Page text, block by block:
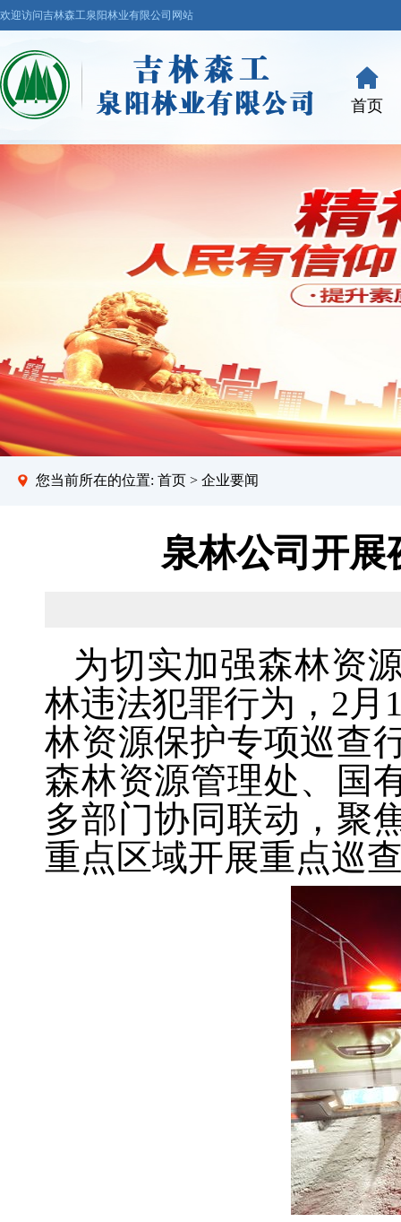
欢迎访问吉林森工泉阳林业有限公司网站
首页
您当前所在的位置: 首页 > 企业要闻
泉林公司开展
为切实加强森林资
林违法犯罪行为，2月
林资源保护专项巡查
森林资源管理处、国
多部门协同联动，聚
重点区域开展重点巡